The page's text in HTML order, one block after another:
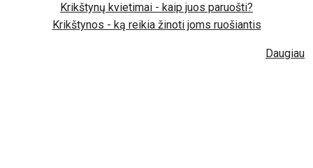
Krikštynų kvietimai - kaip juos paruošti?
Krikštynos - ką reikia žinoti joms ruošiantis
Daugiau